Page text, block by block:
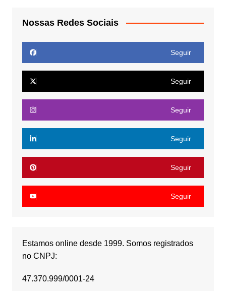
Nossas Redes Sociais
Seguir
Seguir
Seguir
Seguir
Seguir
Seguir
Estamos online desde 1999. Somos registrados
no CNPJ:
47.370.999/0001-24